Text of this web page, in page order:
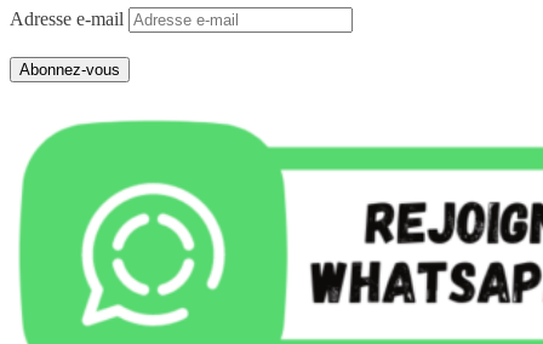
Adresse e-mail
Abonnez-vous